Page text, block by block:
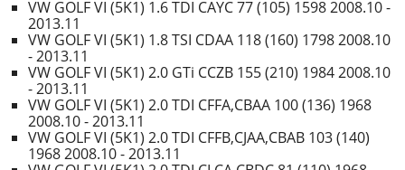
VW GOLF VI (5K1) 1.6 TDI CAYC 77 (105) 1598 2008.10 -
2013.11
VW GOLF VI (5K1) 1.8 TSI CDAA 118 (160) 1798 2008.10
- 2013.11
VW GOLF VI (5K1) 2.0 GTi CCZB 155 (210) 1984 2008.10
- 2013.11
VW GOLF VI (5K1) 2.0 TDI CFFA,CBAA 100 (136) 1968
2008.10 - 2013.11
VW GOLF VI (5K1) 2.0 TDI CFFB,CJAA,CBAB 103 (140)
1968 2008.10 - 2013.11